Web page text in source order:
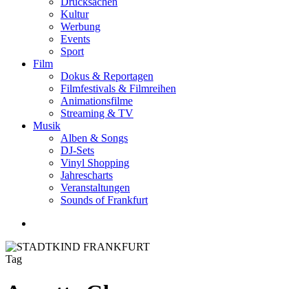
Kultur
Werbung
Events
Sport
Film
Dokus & Reportagen
Filmfestivals & Filmreihen
Animationsfilme
Streaming & TV
Musik
Alben & Songs
DJ-Sets
Vinyl Shopping
Jahrescharts
Veranstaltungen
Sounds of Frankfurt
Tag